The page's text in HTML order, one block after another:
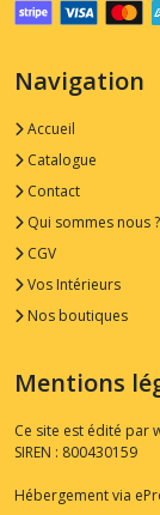
Navigation
Accueil
Catalogue
Contact
Qui sommes nous ?
CGV
Vos Intérieurs
Nos boutiques
Mentions
Ce site est édité par
SIREN : 800430159
Hébergement via